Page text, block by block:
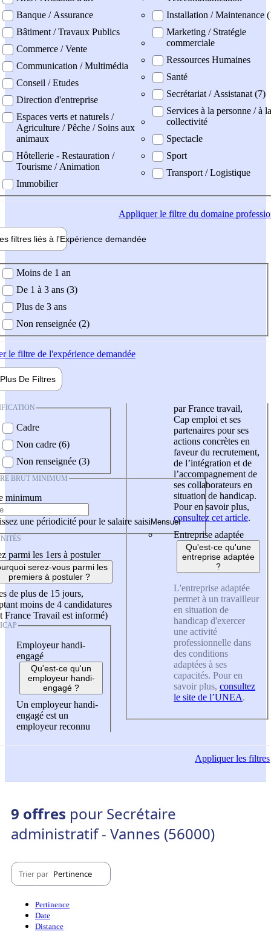
Banque / Assurance
Bâtiment / Travaux Publics
Commerce / Vente
Communication / Multimédia
Conseil / Etudes
Direction d'entreprise
Espaces verts et naturels /
Agriculture / Pêche / Soins aux
animaux
Hôtellerie - Restauration /
Tourisme / Animation
Immobilier
Installation / Maintenance
Marketing / Stratégie
commerciale
Ressources Humaines
Santé
Secrétariat / Assistanat (7)
Services à la personne / à la
collectivité
Spectacle
Sport
Transport / Logistique
Appliquerle filtre du domaine
filtres liés à l'Expérience demandée
demandée
Moins de 1 an
De 1 à 3 ans (3)
Plus de 3 ans
Non renseignée (2)
le filtre de l'expérience demandée
Plus De Filtres
Cadre
Non cadre (6)
Non renseignée (3)
BRUT MINIMUM
minimum
une périodicité pour le salaire saisi
parmi les 1ers à postuler
serez-vous parmi les
premiers à postuler ?
de plus de 15 jours,
moins de 4 candidatures
France Travail est informé)
Employeur handi-
engagé
Qu'est-ce qu'un
employeur handi-
engagé ?
Un employeur handi-
engagé est un
employeur reconnu
par France travail,
Cap emploi et ses
partenaires pour ses
actions concrètes en
faveur du recrutement,
de l’intégration et de
l’accompagnement de
ses collaborateurs en
situation de handicap.
Pour en savoir plus,
consultez cet article.
Entreprise adaptée
Qu'est-ce qu'une
entreprise adaptée
?
L'entreprise adaptée
permet à un travailleur
en situation de
handicap d'exercer
une activité
professionnelle dans
des conditions
adaptées à ses
capacités. Pour en
savoir plus, consultez
le site de l’UNEA.
Appliquerles filtres
9 offres pour Secrétaire
administratif - Vannes (56000)
Trier par Pertinence
Pertinence
Date
Distance